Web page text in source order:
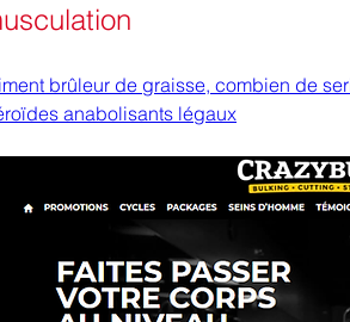
brûleur de graisse, combien de
anabolisants légaux